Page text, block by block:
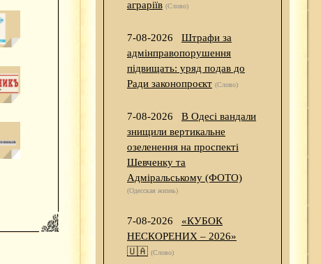
аграріїв (Слово)
7-08-2026
Штрафи за
адмінправопорушення
підвищать: уряд подав до
Ради законопроєкт (Слово)
7-08-2026
В Одесі вандали
знищили вертикальне
озеленення на проспекті
Шевченку та
Адміральському (ФОТО)
(Одесская жизнь)
7-08-2026
«КУБОК
НЕСКОРЕНИХ – 2026»
🇺🇦 (Слово)